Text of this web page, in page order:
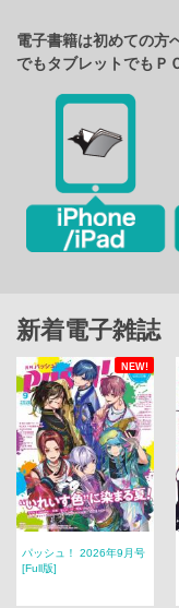
電子書籍は初めての方
でもタブレットでもＰ
新着電子雑誌
NEW!
パッシュ！ 2026年9月号
[Full版]